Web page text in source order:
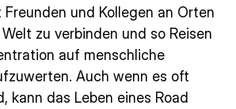
und Kollegen an Orten
zu verbinden und so Reisen
auf menschliche
Auch wenn es oft
kann das Leben eines Road